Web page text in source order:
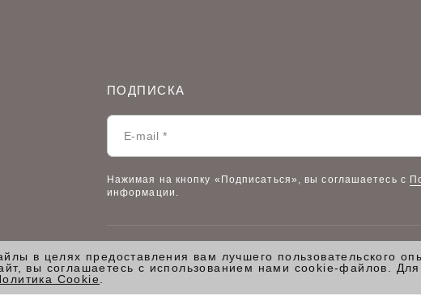
ПОДПИСКА
Нажимая на кнопку «Подписаться», вы соглашаетесь с
информации.
© 2026 VILATTE / Все права защищены.
в целях предоставления вам лучшего пользовательского
вы соглашаетесь с использованием нами cookie-файлов. Для
Cookie